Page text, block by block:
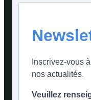
Inscrivez-vous
nos actualités.
Veuillez